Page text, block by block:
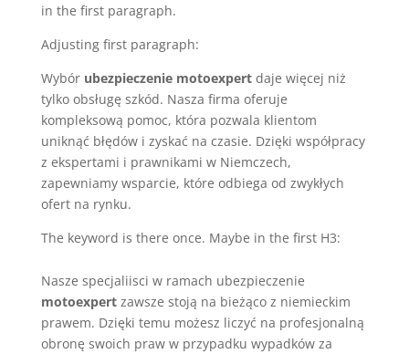
in the first paragraph.
Adjusting first paragraph:
Wybór ubezpieczenie motoexpertdaje więcej niż
tylko obsługę szkód. Nasza firma oferuje
kompleksową pomoc, która pozwala klientom
uniknąć błędów i zyskać na czasie. Dzięki współpracy
z ekspertami i prawnikami w Niemczech,
zapewniamy wsparcie, które odbiega od zwykłych
ofert na rynku.
The keyword is there once. Maybe in the first H3:
Nasze specjaliisci w ramach ubezpieczenie
motoexpertzawsze stoją na bieżąco z niemieckim
prawem. Dzięki temu możesz liczyć na profesjonalną
obronę swoich praw w przypadku wypadków za